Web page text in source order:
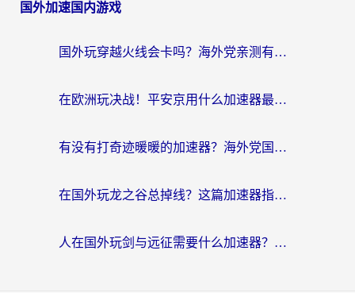
国外加速国内游戏
国外玩穿越火线会卡吗？海外党亲测有效的国服游戏加速指南
在欧洲玩决战！平安京用什么加速器最好用？2026实测有效的国服游戏加速指南
有没有打奇迹暖暖的加速器？海外党国服游戏畅玩不卡顿的秘密
在国外玩龙之谷总掉线？这篇加速器指南帮你告别延迟卡顿！
人在国外玩剑与远征需要什么加速器？老玩家亲测的避坑指南来了